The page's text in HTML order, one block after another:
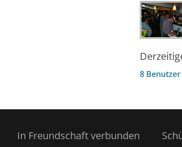
8 Benutzer
In Freundschaft verbunden